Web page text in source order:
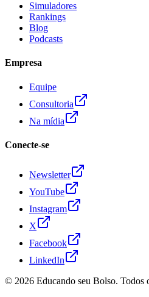
Simuladores
Rankings
Blog
Podcasts
Empresa
Equipe
Consultoria
Na mídia
Conecte-se
Newsletter
YouTube
Instagram
X
Facebook
LinkedIn
© 2026 Educando seu Bolso. Todos